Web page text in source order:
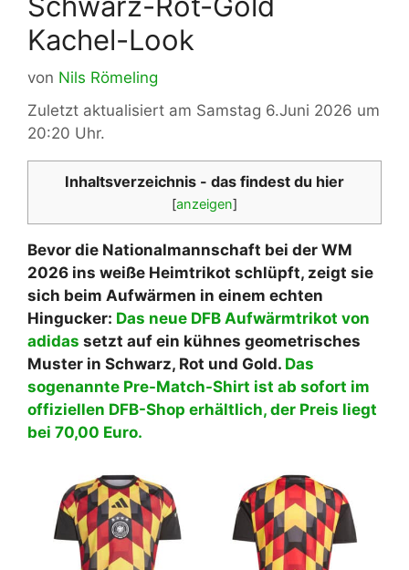
Kachel-Look
von Nils Römeling
Zuletzt aktualisiert am Samstag 6.Juni 2026 um
20:20 Uhr.
Inhaltsverzeichnis - das findest du hier
[anzeigen]
Bevor die Nationalmannschaft bei der WM
2026 ins weiße Heimtrikot schlüpft, zeigt sie
sich beim Aufwärmen in einem echten
Hingucker: Das neue DFB Aufwärmtrikot von
adidas setzt auf ein kühnes geometrisches
Muster in Schwarz, Rot und Gold. Das
sogenannte Pre-Match-Shirt ist ab sofort im
offiziellen DFB-Shop erhältlich, der Preis liegt
bei 70,00 Euro.